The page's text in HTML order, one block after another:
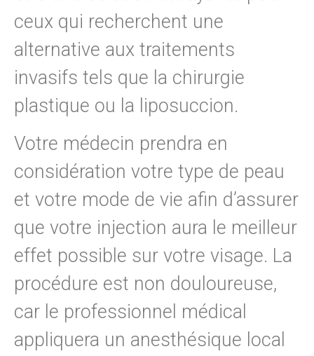
ceux qui recherchent une
alternative aux traitements
invasifs tels que la chirurgie
plastique ou la liposuccion.
Votre médecin prendra en
considération votre type de peau
et votre mode de vie afin d’assurer
que votre injection aura le meilleur
effet possible sur votre visage. La
procédure est non douloureuse,
car le professionnel médical
appliquera un anesthésique local